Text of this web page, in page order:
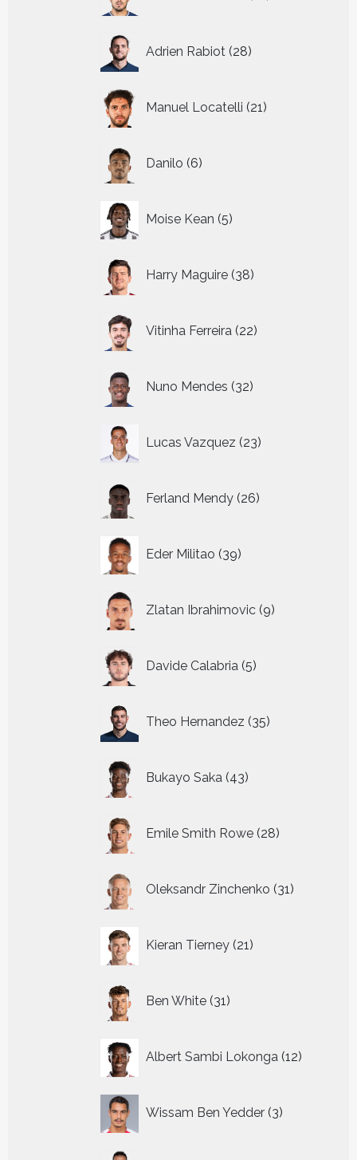
producten
Adrien Rabiot 28
producten
Manuel Locatelli 21
producten
Danilo 6
producten
Moise Kean 5
producten
Harry Maguire 38
producten
Vitinha Ferreira 22
producten
Nuno Mendes 32
producten
Lucas Vazquez 23
producten
Ferland Mendy 26
producten
Eder Militao 39
producten
Zlatan Ibrahimovic 9
producten
Davide Calabria 5
producten
Theo Hernandez 35
producten
Bukayo Saka 43
producten
Emile Smith Rowe 28
producten
Oleksandr Zinchenko 31
producten
Kieran Tierney 21
producten
Ben White 31
producten
Albert Sambi Lokonga 12
Wissam Ben Yedder 3
producten